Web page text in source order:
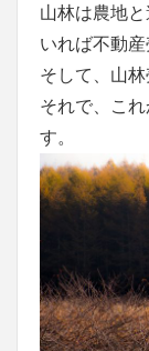
山林は農地
いれば不動産
そして、山
それで、こ
す。